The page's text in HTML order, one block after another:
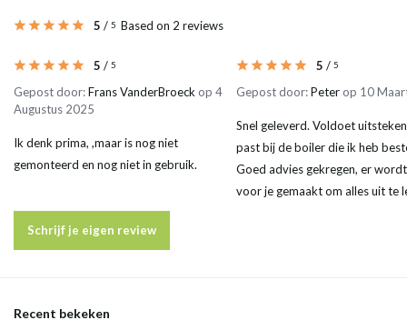
5 / 5 Based on 2 reviews
5 / 5
Gepost door:Frans VanderBroeck op 4
Augustus 2025
Ik denk prima, ,maar is nog niet
gemonteerd en nog niet in gebruik.
5 / 5
Gepost door:Peter op 10
Snel geleverd. Voldoet
past bij de boiler die ik heb
Goed advies gekregen, er
voor je gemaakt om alles uit te
Schrijf je eigen review
Recent bekeken